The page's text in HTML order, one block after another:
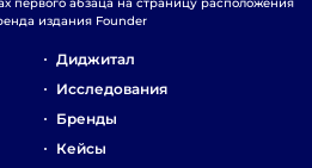
издания Founder
Диджитал
Исследования
Бренды
Кейсы